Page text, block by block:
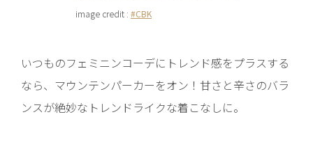
image credit : #CBK
いつものフェミニンコーデにトレンド感をプラスする
なら、マウンテンパーカーをオン！甘さと辛さのバラ
ンスが絶妙なトレンドライクな着こなしに。